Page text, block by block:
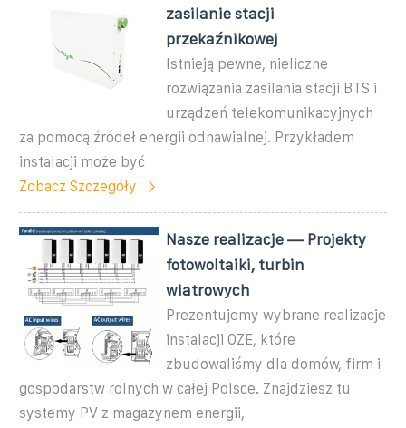
zasilanie stacji
przekaźnikowej
Istnieją pewne, nieliczne
rozwiązania zasilania stacji BTS i
urządzeń telekomunikacyjnych
za pomocą źródeł energii odnawialnej. Przykładem
instalacji może być
Zobacz Szczegóły
Nasze realizacje — Projekty
fotowoltaiki, turbin
wiatrowych
Prezentujemy wybrane realizacje
instalacji OZE, które
zbudowaliśmy dla domów, firm i
gospodarstw rolnych w całej Polsce. Znajdziesz tu
systemy PV z magazynem energii,